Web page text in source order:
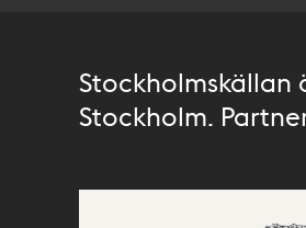
Stockholmskällan
Stockholm.